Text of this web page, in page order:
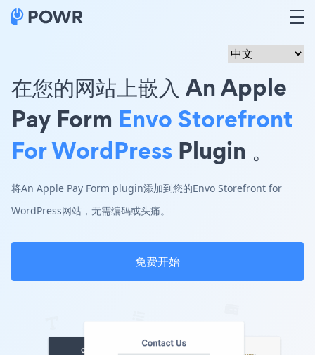
在您的网站上嵌入 An Apple
Pay Form Envo Storefront
For WordPress Plugin 。
将An Apple Pay Form plugin添加到您的Envo Storefront for
WordPress网站，无需编码或头痛。
免费开始